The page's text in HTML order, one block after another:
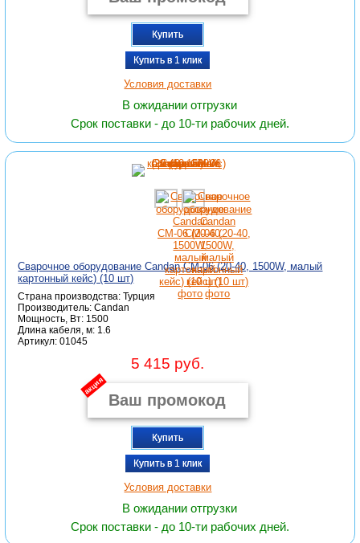
Купить
Купить в 1 клик
Условия доставки
В ожидании отгрузки
Срок поставки - до 10-ти рабочих дней.
Сварочное оборудование Candan СМ-06 (20-40, 1500W, малый
картонный кейс) (10 шт)
Страна производства: Турция
Производитель: Candan
Мощность, Вт: 1500
Длина кабеля, м: 1.6
Артикул: 01045
5 415 руб.
акция
Купить
Купить в 1 клик
Условия доставки
В ожидании отгрузки
Срок поставки - до 10-ти рабочих дней.